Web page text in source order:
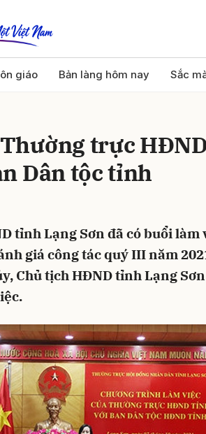
giáo Bản làng hôm nay Sắc
trực
Dân tộc tỉnh
tỉnh Lạng Sơn đã có buổi làm
giá công tác quý III năm
Chủ tịch HĐND tỉnh Lạng
Gửi bình luận